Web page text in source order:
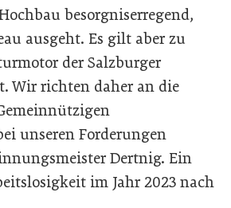
besorgniserregend,
ausgeht. Es gilt aber zu
der Salzburger
Wir richten daher an die
unseren Forderungen
Dertnig. Ein
im Jahr 2023 nach